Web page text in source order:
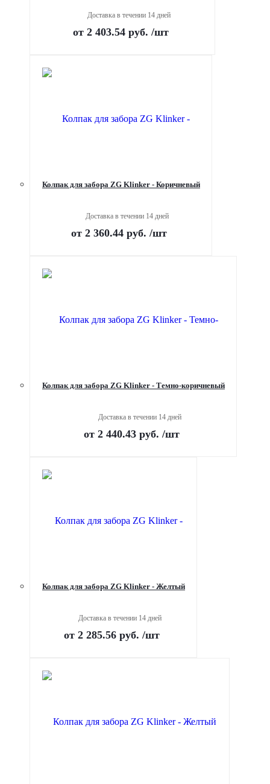
Доставка в течении 14 дней
от 2 403.54 руб. /шт
Колпак для забора ZG Klinker - Коричневый
Доставка в течении 14 дней
от 2 360.44 руб. /шт
Колпак для забора ZG Klinker - Темно-коричневый
Доставка в течении 14 дней
от 2 440.43 руб. /шт
Колпак для забора ZG Klinker - Желтый
Доставка в течении 14 дней
от 2 285.56 руб. /шт